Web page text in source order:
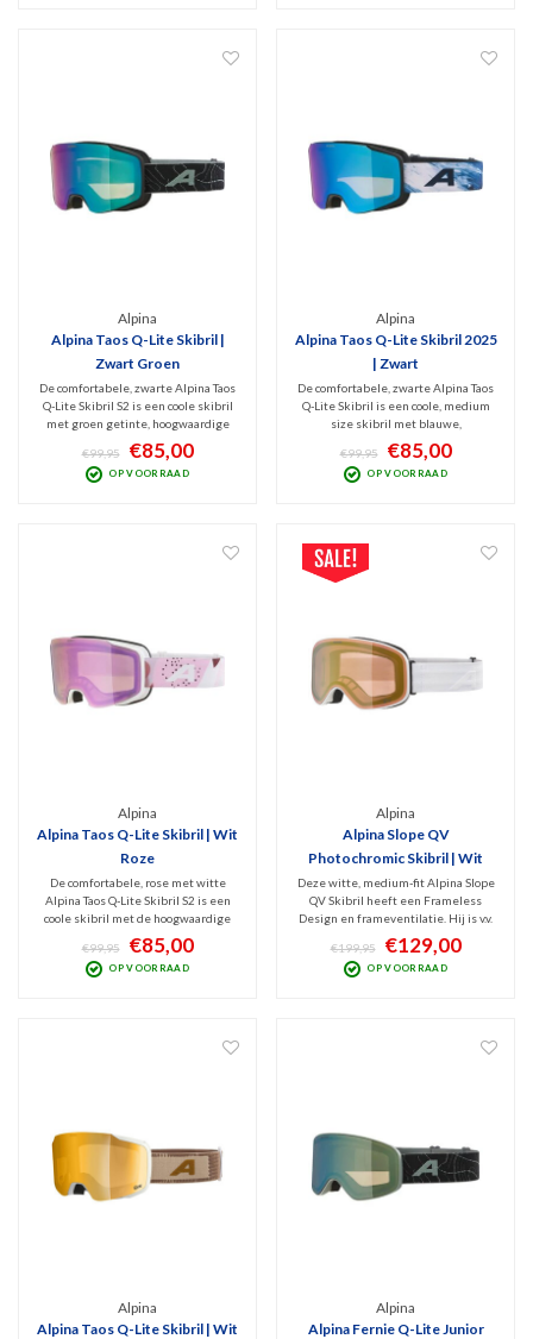
Alpina
Alpina Taos Q-Lite Skibril |
Zwart Groen
De comfortabele, zwarte Alpina Taos
Q-Lite Skibril S2 is een coole skibril
met groen getinte, hoogwaardige
Green Matt spiegellens (Cat. 2).
Trendy design met uitstekende
filtering van UV en infrarood met
€99,95 €85,00
OP VOORRAAD
Alpina
Alpina Taos Q-Lite Skibril 2025
| Zwart
De comfortabele, zwarte Alpina Taos
Q-Lite Skibril is een coole, medium
size skibril met blauwe,
hoogwaardige spiegellens (Cat. 2).
Uitstekende filtering van schadelijk
UV en infrarood met optimaal zicht
€99,95 €85,00
OP VOORRAAD
Alpina
Alpina Taos Q-Lite Skibril | Wit
Roze
De comfortabele, rose met witte
Alpina Taos Q-Lite Skibril S2 is een
coole skibril met de hoogwaardige
Mirror Roze spiegellens (Cat. 2).
Uitstekende filtering van schadelijk
UV en infrarood met optimaal zicht
€99,95 €85,00
OP VOORRAAD
Alpina
Alpina Slope QV
Photochromic Skibril | Wit
Deze witte, medium-fit Alpina Slope
QV Skibril heeft een Frameless
Design en frameventilatie. Hij is v.v.
een fantastische QuatroFlex Vario
Gold Mirror lens. Dit is een
Photochromic lens (Cat. 1-2) die
€199,95 €129,00
OP VOORRAAD
Alpina
Alpina Taos Q-Lite Skibril | Wit
Alpina
Alpina Fernie Q-Lite Junior